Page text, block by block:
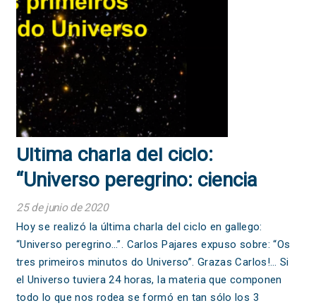
Última charla del ciclo:
“Universo peregrino: ciencia
gallega hacia el mundo”
25 de junio de 2020
Hoy se realizó la última charla del ciclo en gallego:
“Universo peregrino…”. Carlos Pajares expuso sobre: “Os
tres primeiros minutos do Universo”. Grazas Carlos!… Si
el Universo tuviera 24 horas, la materia que componen
todo lo que nos rodea se formó en tan sólo los 3